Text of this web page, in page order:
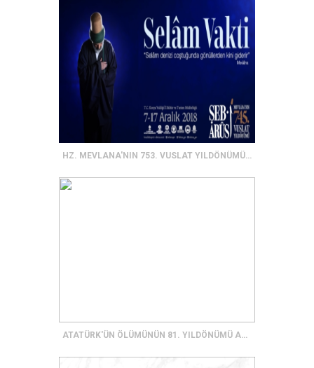
HZ. MEVLANA'NIN 753. VUSLAT YILDÖNÜMÜ ANMA TÖRENLERİ
ATATÜRK'ÜN ÖLÜMÜNÜN 81. YILDÖNÜMÜ ANMA TÖRENİ